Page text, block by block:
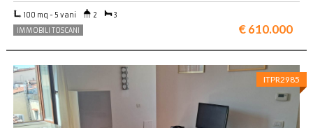
100 mq - 5 vani 2
3
IMMOBILI TOSCANI
€ 610.000
ITPR2985